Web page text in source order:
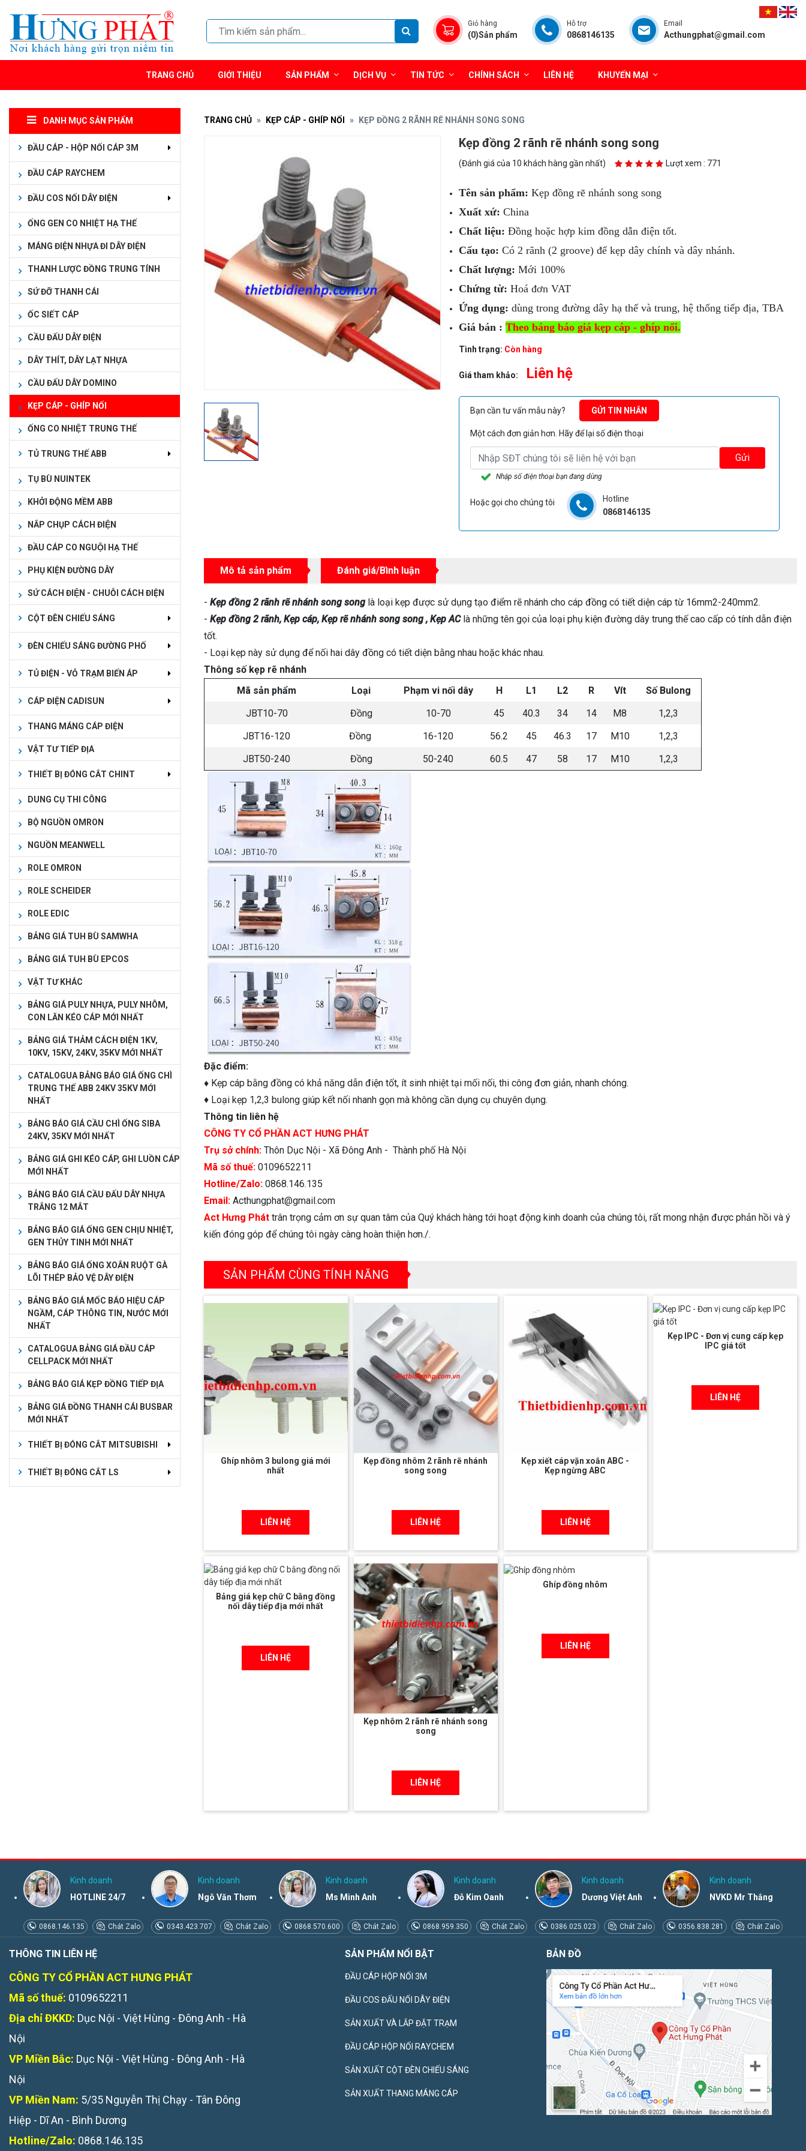
Giỏ hàng
(0)Sản phẩm
Hỗ trợ
0868146135
Email
Acthungphat@gmail.com
TRANG CHỦ GIỚI THIỆU SẢN PHẨM DỊCH VỤ TIN TỨC CHÍNH SÁCH LIÊN HỆ KHUYẾN MẠI
DANH MỤC SẢN PHẨM
ĐẦU CÁP - HỘP NỐI CÁP 3M
ĐẦU CÁP RAYCHEM
ĐẦU COS NỐI DÂY ĐIỆN
ỐNG GEN CO NHIỆT HẠ THẾ
MÁNG ĐIỆN NHỰA ĐI DÂY ĐIỆN
THANH LƯỢC ĐỒNG TRUNG TÍNH
SỨ ĐỠ THANH CÁI
ỐC SIẾT CÁP
CẦU ĐẤU DÂY ĐIỆN
DÂY THÍT, DÂY LẠT NHỰA
CẦU ĐẤU DÂY DOMINO
KẸP CÁP - GHÍP NỐI
ỐNG CO NHIỆT TRUNG THẾ
TỦ TRUNG THẾ ABB
TỤ BÙ NUINTEK
KHỞI ĐỘNG MỀM ABB
NẮP CHỤP CÁCH ĐIỆN
ĐẦU CÁP CO NGUỘI HẠ THẾ
PHỤ KIỆN ĐƯỜNG DÂY
SỨ CÁCH ĐIỆN - CHUỖI CÁCH ĐIỆN
CỘT ĐÈN CHIẾU SÁNG
ĐÈN CHIẾU SÁNG ĐƯỜNG PHỐ
TỦ ĐIỆN - VỎ TRẠM BIẾN ÁP
CÁP ĐIỆN CADISUN
THANG MÁNG CÁP ĐIỆN
VẬT TƯ TIẾP ĐỊA
THIẾT BỊ ĐÓNG CẮT CHINT
DUNG CỤ THI CÔNG
BỘ NGUỒN OMRON
NGUỒN MEANWELL
ROLE OMRON
ROLE SCHEIDER
ROLE EDIC
BẢNG GIÁ TUH BÙ SAMWHA
BẢNG GIÁ TUH BÙ EPCOS
VẬT TƯ KHÁC
BẢNG GIÁ PULY NHỰA, PULY NHÔM,
CON LĂN KÉO CÁP MỚI NHẤT
BẢNG GIÁ THẢM CÁCH ĐIỆN 1KV,
10KV, 15KV, 24KV, 35KV MỚI NHẤT
CATALOGUA BẢNG BÁO GIÁ ỐNG CHÌ
TRUNG THẾ ABB 24KV 35KV MỚI
NHẤT
BẢNG BÁO GIÁ CẦU CHÌ ỐNG SIBA
24KV, 35KV MỚI NHẤT
BẢNG GIÁ GHI KÉO CÁP, GHI LUỒN CÁP
MỚI NHẤT
BẢNG BÁO GIÁ CẦU ĐẤU DÂY NHỰA
TRẮNG 12 MẮT
BẢNG BÁO GIÁ ỐNG GEN CHỊU NHIỆT,
GEN THỦY TINH MỚI NHẤT
BẢNG BÁO GIÁ ỐNG XOẮN RUỘT GÀ
LÕI THÉP BẢO VỆ DÂY ĐIỆN
BẢNG BÁO GIÁ MỐC BÁO HIỆU CÁP
NGẦM, CÁP THÔNG TIN, NƯỚC MỚI
NHẤT
CATALOGUA BẢNG GIÁ ĐẦU CÁP
CELLPACK MỚI NHẤT
BẢNG BÁO GIÁ KẸP ĐỒNG TIẾP ĐỊA
BẢNG GIÁ ĐỒNG THANH CÁI BUSBAR
MỚI NHẤT
THIẾT BỊ ĐÓNG CẮT MITSUBISHI
THIẾT BỊ ĐÓNG CẮT LS
TRANG CHỦ KẸP CÁP - GHÍP NỐI KẸP ĐỒNG 2 RÃNH RẼ NHÁNH SONG SONG
Kẹp đồng 2 rãnh rẽ nhánh song song
(Đánh giá của 10 khách hàng gần nhất) Lượt xem : 771
Tên sản phẩm: Kẹp đồng rẽ nhánh song song
Xuất xứ: China
Chất liệu: Đồng hoặc hợp kim đồng dẫn điện tốt.
Cấu tạo: Có 2 rãnh (2 groove) để kẹp dây chính và dây nhánh.
Chất lượng: Mới 100%
Chứng từ: Hoá đơn VAT
Ứng dụng: dùng trong đường dây hạ thế và trung, hệ thống tiếp địa, TBA
Giá bán : Theo bảng báo giá kẹp cáp - ghíp nối.
Tình trạng: Còn hàng
Giá tham khảo: Liên hệ
Bạn cần tư vấn mẫu này? GỬI TIN NHẮN
Một cách đơn giản hơn. Hãy để lại số điện thoại
Gửi
Nhập số điện thoại bạn đang dùng
Hoặc gọi cho chúng tôi
Hotline
0868146135
Mô tả sản phẩm Đánh giá/Bình luận
- Kẹp đồng 2 rãnh rẽ nhánh song songlà loại kẹp được sử dụng tạo điểm rẽ nhánh cho cáp đồng có tiết diện cáp từ 16mm2-240mm2.
- Kẹp đồng 2 rãnh, Kẹp cáp, Kẹp rẽ nhánh song song , Kẹp AC là những tên gọi của loại phụ kiện đường dây trung thế cao cấp có tính dẫn điện
tốt.
- Loại kẹp này sử dụng để nối hai dây đồng có tiết diện bằng nhau hoặc khác nhau.
Thông số kẹp rẽ nhánh
Mã sản phẩm
Loại Phạm vi nối dây H L1 L2 R Vít
Số Bulong
JBT10-70
Đồng 10-70 45 40.3 34 14 M8
1,2,3
JBT16-120
Đồng 16-120 56.2 45 46.3 17 M10
1,2,3
JBT50-240
Đồng 50-240 60.5 47 58 17 M10 1,2,3
Đặc điểm:
♦ Kẹp cáp bằng đồng có khả năng dẫn điện tốt, ít sinh nhiệt tại mối nối, thi công đơn giản, nhanh chóng.
♦ Loại kẹp 1,2,3 bulong giúp kết nối nhanh gọn mà không cần dụng cụ chuyên dụng.
Thông tin liên hệ
CÔNG TY CỔ PHẦN ACT HƯNG PHÁT
Trụ sở chính: Thôn Dục Nội - Xã Đông Anh - Thành phố Hà Nội
Mã số thuế: 0109652211
Hotline/Zalo: 0868.146.135
Email: Acthungphat@gmail.com
Act Hưng Phát trân trọng cảm ơn sự quan tâm của Quý khách hàng tới hoạt động kinh doanh của chúng tôi, rất mong nhận được phản hồi và ý
kiến đóng góp để chúng tôi ngày càng hoàn thiện hơn./.
SẢN PHẨM CÙNG TÍNH NĂNG
Ghíp nhôm 3 bulong giá mới
nhất
LIÊN HỆ
Kẹp đồng nhôm 2 rãnh rẽ nhánh
song song
LIÊN HỆ
Kẹp xiết cáp vặn xoắn ABC -
Kẹp ngừng ABC
LIÊN HỆ
Kẹp IPC - Đơn vị cung cấp kẹp
IPC giá tốt
LIÊN HỆ
Bảng giá kẹp chữ C bằng đồng
nối dây tiếp địa mới nhất
LIÊN HỆ
Kẹp nhôm 2 rãnh rẽ nhánh song
song
LIÊN HỆ
Ghíp đồng nhôm
LIÊN HỆ
Kinh doanh
HOTLINE 24/7
0868.146.135 Chát Zalo
Kinh doanh
Ngô Văn Thơm
0343.423.707 Chát Zalo
Kinh doanh
Ms Minh Anh
0868.570.600 Chát Zalo
Kinh doanh
Đỗ Kim Oanh
0868.959.350 Chát Zalo
Kinh doanh
Dương Việt Anh
0386.025.023 Chát Zalo
Kinh doanh
NVKD Mr Thắng
0356.838.281 Chát Zalo
THÔNG TIN LIÊN HỆ
CÔNG TY CỔ PHẦN ACT HƯNG PHÁT
Mã số thuế: 0109652211
Địa chỉ ĐKKD: Dục Nội - Việt Hùng - Đông Anh - Hà
Nội
VP Miền Bắc: Dục Nội - Việt Hùng - Đông Anh - Hà
Nội
VP Miền Nam: 5/35 Nguyễn Thị Chạy - Tân Đông
Hiệp - Dĩ An - Bình Dương
Hotline/Zalo: 0868.146.135
SẢN PHẨM NỔI BẬT
ĐẦU CÁP HỘP NỐI 3M
ĐẦU COS ĐẤU NỐI DÂY ĐIỆN
SẢN XUẤT VÀ LẮP ĐẶT TRẠM
ĐẦU CÁP HỘP NỐI RAYCHEM
SẢN XUẤT CỘT ĐÈN CHIẾU SÁNG
SẢN XUẤT THANG MÁNG CÁP
BẢN ĐỒ